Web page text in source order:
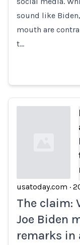
sound like
mouth are
t…
Loading...
usatoday.com ·
The claim:
Joe Biden
remarks in